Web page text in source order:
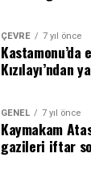
ÇEVRE 7 yıl önce
Kastamonu’da
Kızılayı’ndan
GENEL 7 yıl önce
Kaymakam
gazileri iftar